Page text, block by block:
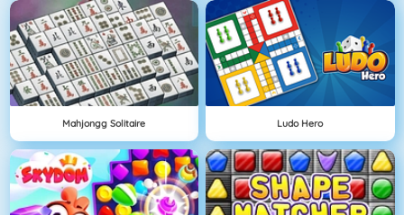
Mahjongg Solitaire Ludo Hero